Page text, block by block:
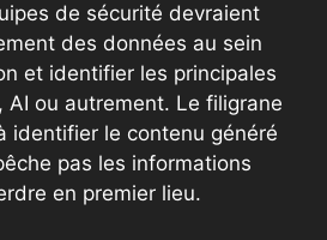
de sécurité devraient
des données au sein
et identifier les principales
AI ou autrement. Le filigrane
identifier le contenu généré
pas les informations
en premier lieu.